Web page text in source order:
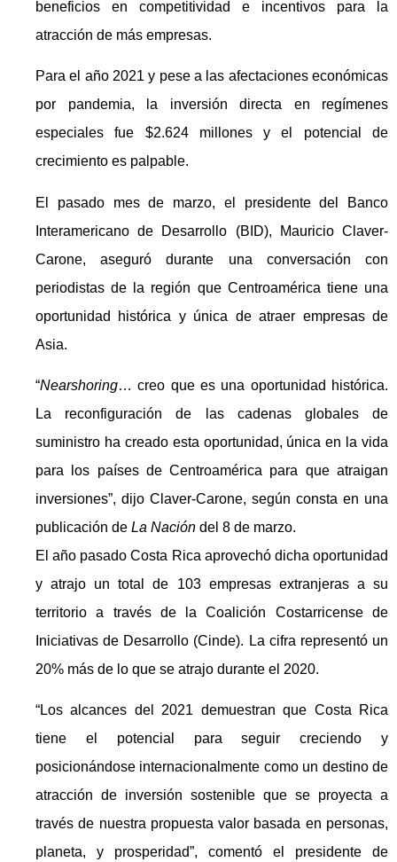
beneficios en competitividad e incentivos para la
atracción de más empresas.
Para el año 2021 y pese a las afectaciones económicas
por pandemia, la inversión directa en regímenes
especiales fue $2.624 millones y el potencial de
crecimiento es palpable.
El pasado mes de marzo, el presidente del Banco
Interamericano de Desarrollo (BID), Mauricio Claver-
Carone, aseguró durante una conversación con
periodistas de la región que Centroamérica tiene una
oportunidad histórica y única de atraer empresas de
Asia.
“Nearshoring… creo que es una oportunidad histórica.
La reconfiguración de las cadenas globales de
suministro ha creado esta oportunidad, única en la vida
para los países de Centroamérica para que atraigan
inversiones”, dijo Claver-Carone, según consta en una
publicación de La Nación del 8 de marzo.
El año pasado Costa Rica aprovechó dicha oportunidad
y atrajo un total de 103 empresas extranjeras a su
territorio a través de la Coalición Costarricense de
Iniciativas de Desarrollo (Cinde). La cifra representó un
20% más de lo que se atrajo durante el 2020.
“Los alcances del 2021 demuestran que Costa Rica
tiene el potencial para seguir creciendo y
posicionándose internacionalmente como un destino de
atracción de inversión sostenible que se proyecta a
través de nuestra propuesta valor basada en personas,
planeta, y prosperidad”, comentó el presidente de